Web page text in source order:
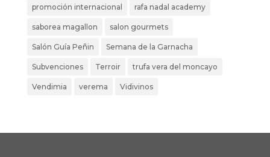
promoción internacional rafa nadal academy
saborea magallon salon gourmets
Salón Guía Peñin Semana de la Garnacha
Subvenciones Terroir trufa vera del moncayo
Vendimia verema Vidivinos